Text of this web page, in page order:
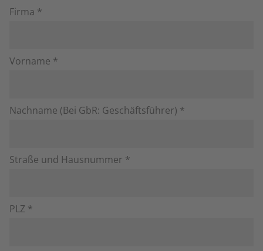
Firma *
Vorname *
Nachname (Bei GbR: Geschäftsführer) *
Straße und Hausnummer *
PLZ *